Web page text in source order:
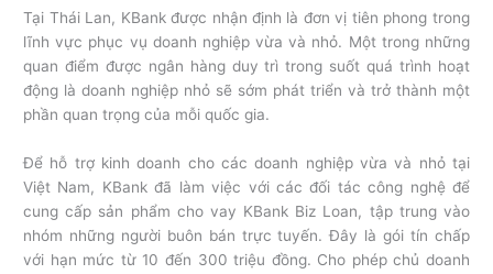
Tại Thái Lan, KBank được nhận định là đơn vị tiên phong trong
lĩnh vực phục vụ doanh nghiệp vừa và nhỏ. Một trong những
quan điểm được ngân hàng duy trì trong suốt quá trình hoạt
động là doanh nghiệp nhỏ sẽ sớm phát triển và trở thành một
phần quan trọng của mỗi quốc gia.
Để hỗ trợ kinh doanh cho các doanh nghiệp vừa và nhỏ tại
Việt Nam, KBank đã làm việc với các đối tác công nghệ để
cung cấp sản phẩm cho vay KBank Biz Loan, tập trung vào
nhóm những người buôn bán trực tuyến. Đây là gói tín chấp
với hạn mức từ 10 đến 300 triệu đồng. Cho phép chủ doanh